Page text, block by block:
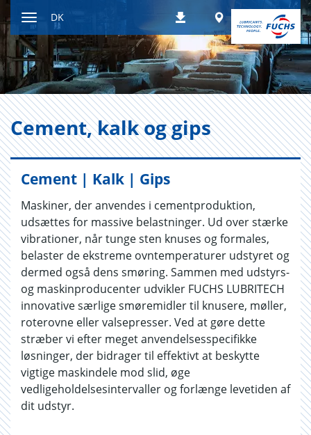
til
indhold
Skift
navigationstilstand
DownloadsWorldwide
DK
Ce­ment, kalk og gips
Cement | Kalk | Gips
Maskiner, der anvendes i cementproduktion,
udsættes for massive belastninger. Ud over stærke
vibrationer, når tunge sten knuses og formales,
belaster de ekstreme ovntemperaturer udstyret og
dermed også dens smøring. Sammen med udstyrs-
og maskinproducenter udvikler FUCHS LUBRITECH
innovative særlige smøremidler til knusere, møller,
roterovne eller valsepresser. Ved at gøre dette
stræber vi efter meget anvendelsesspecifikke
løsninger, der bidrager til effektivt at beskytte
vigtige maskindele mod slid, øge
vedligeholdelsesintervaller og forlænge levetiden af
dit udstyr.